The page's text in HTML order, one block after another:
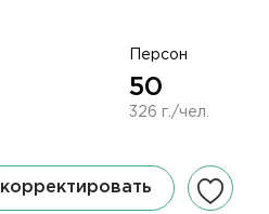
Персон
50
326 г./чел.